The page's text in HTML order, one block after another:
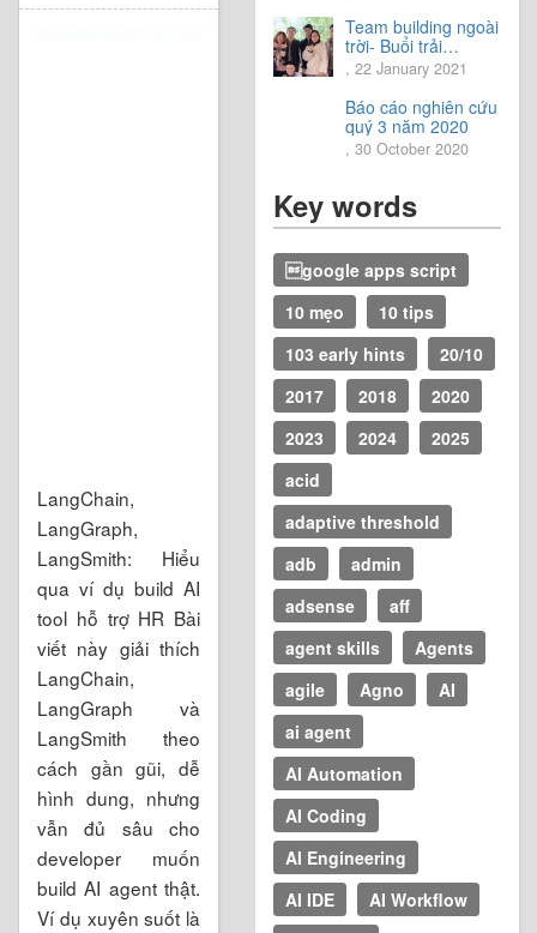
LangChain,
LangGraph,
LangSmith: Hiểu
qua ví dụ build AI
tool hỗ trợ HR Bài
viết này giải thích
LangChain,
LangGraph và
LangSmith theo
cách gần gũi, dễ
hình dung, nhưng
vẫn đủ sâu cho
developer muốn
build AI agent thật.
Ví dụ xuyên suốt là
Team building ngoài
trời- Buổi trải
nghiệm tuyệt vời.
, 22 January 2021
Báo cáo nghiên cứu
quý 3 năm 2020
, 30 October 2020
Key words
google apps script
10 mẹo
10 tips
103 early hints
20/10
2017
2018
2020
2023
2024
2025
acid
adaptive threshold
adb
admin
adsense
aff
agent skills
Agents
agile
Agno
AI
ai agent
AI Automation
AI Coding
AI Engineering
AI IDE
AI Workflow